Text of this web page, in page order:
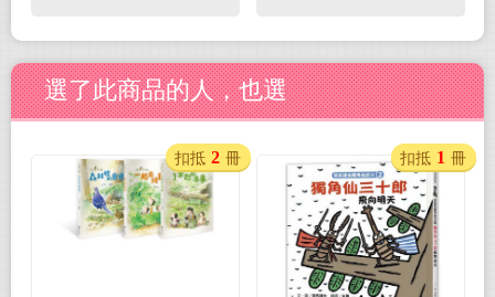
選了此商品的人，也選
扣抵 2 冊 扣抵 1 冊